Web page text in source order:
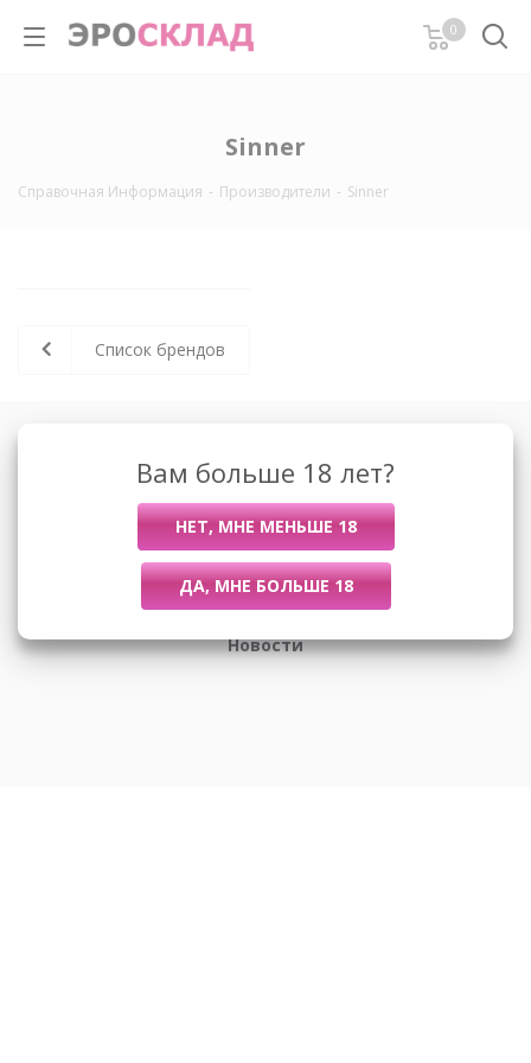
0
Sinner
Справочная Информация - Производители - Sinner
Список брендов
Условия
Размеры
Новости
Вам больше 18 лет?